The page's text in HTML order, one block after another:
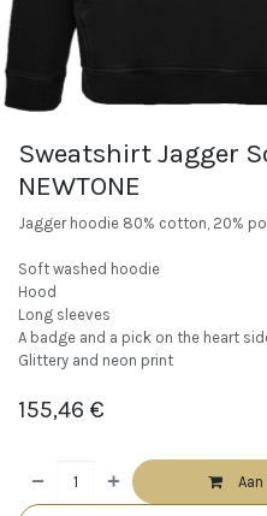
Sweatshirt Jagger
NEWTONE
Jagger hoodie 80% cotton, 20%
Soft washed hoodie
Hood
Long sleeves
A badge and a pick on the heart
Glittery and neon print
155,46 €